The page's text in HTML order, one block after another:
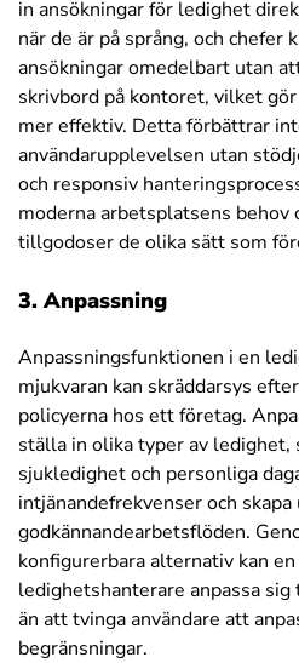
in ansökningar för ledighet
när de är på språng, och chefer
ansökningar omedelbart utan
skrivbord på kontoret, vilket
mer effektiv. Detta förbättrar
användarupplevelsen utan
och responsiv
moderna arbetsplatsens behov
tillgodoser de olika sätt som
3. Anpassning
Anpassningsfunktionen i en
mjukvaran kan skräddarsys
policyerna hos ett företag.
ställa in olika typer av
sjukledighet och personliga
intjänandefrekvenser och skapa
godkännandearbetsflöden.
konfigurerbara alternativ kan
ledighetshanterare anpassa
än att tvinga användare att
begränsningar.